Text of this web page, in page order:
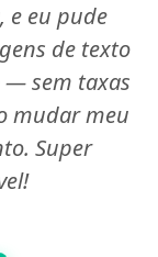
e eu pude
de texto
— sem taxas
mudar meu
Super